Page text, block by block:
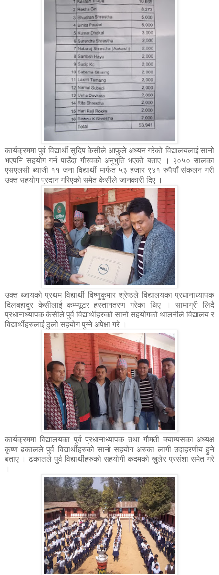
कार्यक्रममा पुर्व विद्यार्थी सुदिप केसीले आफुले अध्यन गरेको विद्यालयलाई सानो
भएपनि सहयोग गर्न पाउँदा गौरवको अनुभुति भएको बताए । २०५० सालका
एसएलसी ब्याजी ११ जना विद्यार्थी मार्फत ५३ हजार ९४१ रुपैयाँ संकलन गरी
उक्त सहयोग प्रदान गरिएको समेत केसीले जानकारी दिए ।
उक्त ब्जायको प्रथम विद्यार्थी विष्णुकुमार श्रेष्ठले विद्यालयका प्रधानाध्यापक
दिलबहादुर केसीलाई कम्प्यूटर हस्तानतरण गरेका थिए । सामाग्री लिदै
प्रधानाध्यापक केसीले पुर्व विद्यार्थीहरुको सानो सहयोगको थालनीले विद्यालय र
विद्यार्थीहरुलाई ठुलो सहयोग पुग्ने अपेक्षा गरे ।
कार्यक्रममा विद्यालयका पुर्व प्रधानाध्यापक तथा गौमती क्याम्पसका अध्यक्ष
कृष्ण ढकालले पुर्व विद्यार्थीहरुको सानो सहयोग अरुका लागी उदाहरणीय हुने
बताए । ढकालले पुर्व विद्यार्थीहरुको सहयोगी कदमको खुलेर प्रसंशा समेत गरे
।